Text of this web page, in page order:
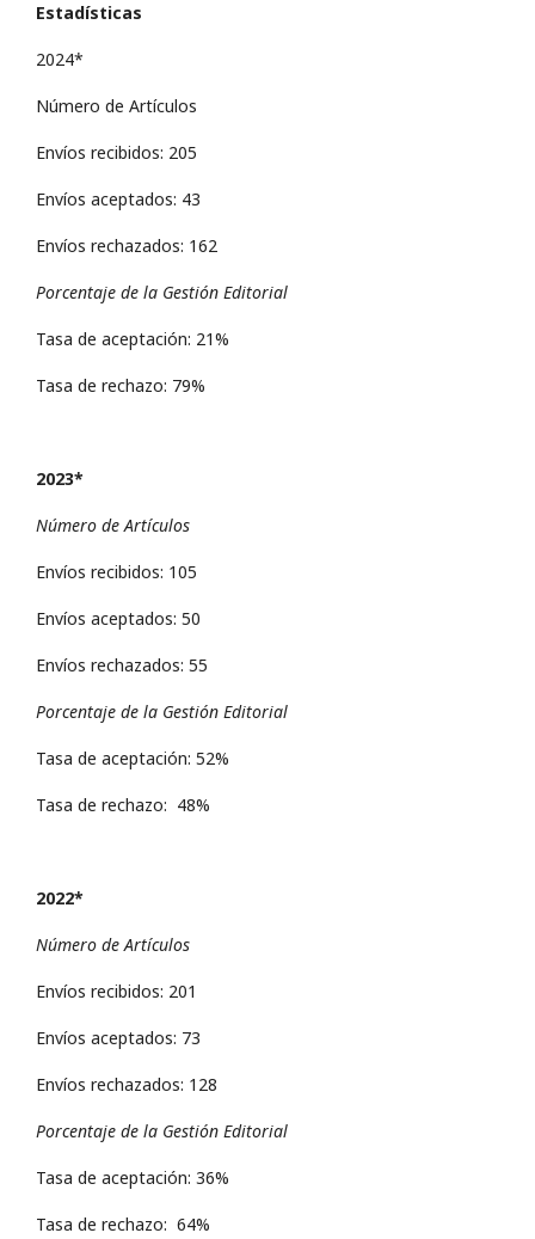
Estadísticas
2024*
Número de Artículos
Envíos recibidos: 205
Envíos aceptados: 43
Envíos rechazados: 162
Porcentaje de la Gestión Editorial
Tasa de aceptación: 21%
Tasa de rechazo: 79%
2023*
Número de Artículos
Envíos recibidos: 105
Envíos aceptados: 50
Envíos rechazados: 55
Porcentaje de la Gestión Editorial
Tasa de aceptación: 52%
Tasa de rechazo: 48%
2022*
Número de Artículos
Envíos recibidos: 201
Envíos aceptados: 73
Envíos rechazados: 128
Porcentaje de la Gestión Editorial
Tasa de aceptación: 36%
Tasa de rechazo: 64%